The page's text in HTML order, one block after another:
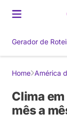
Gerador de
Home América
Clima
mês a